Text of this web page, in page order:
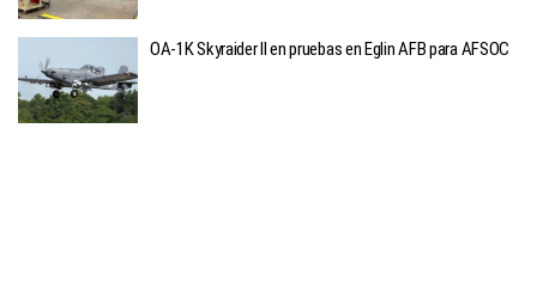
OA-1K Skyraider II en pruebas en Eglin AFB para AFSOC